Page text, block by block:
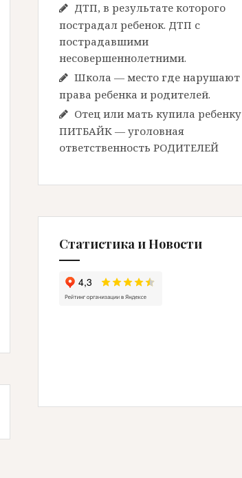
ДТП, в результате которого
пострадал ребенок. ДТП с
пострадавшими
несовершеннолетними.
Школа — место где нарушают
права ребенка и родителей.
Отец или мать купила ребенку
ПИТБАЙК — уголовная
ответственность РОДИТЕЛЕЙ
Статистика и Новости